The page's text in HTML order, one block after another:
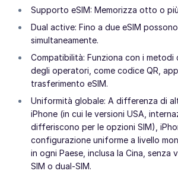
Supporto eSIM: Memorizza otto o
Dual active: Fino a due eSIM
simultaneamente.
Compatibilità: Funziona con i metodi
degli operatori, come codice QR,
trasferimento eSIM.
Uniformità globale: A differenza di
iPhone (in cui le versioni USA,
differiscono per le opzioni SIM),
configurazione uniforme a livello
in ogni Paese, inclusa la Cina, senza
SIM o dual-SIM.